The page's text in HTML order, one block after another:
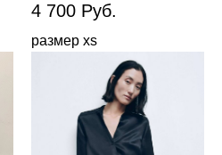
4 700 Руб.
размер xs